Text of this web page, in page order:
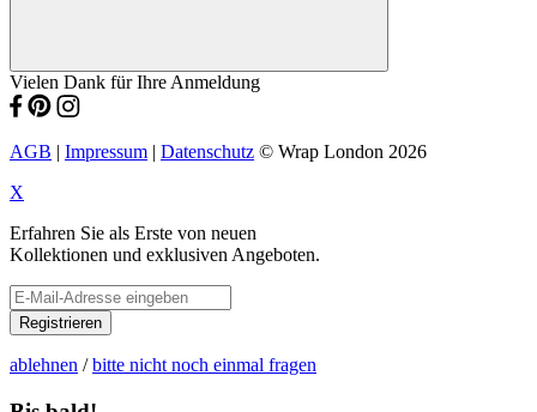
Vielen Dank für Ihre Anmeldung
AGB Impressum Datenschutz © Wrap London 2026
X
Erfahren Sie als Erste von neuen
Kollektionen und exklusiven Angeboten.
Registrieren
ablehnen /bitte nicht noch einmal fragen